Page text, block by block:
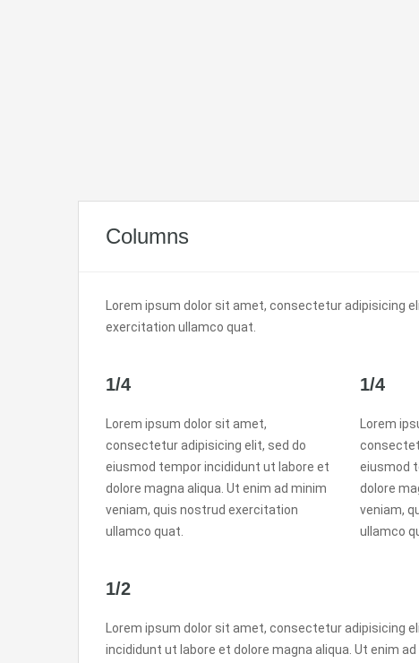
Columns
Lorem ipsum dolor sit amet, consectetur adipisicing
exercitation ullamco quat.
1/4
Lorem ipsum dolor sit amet,
consectetur adipisicing elit, sed do
eiusmod tempor incididunt ut labore et
dolore magna aliqua. Ut enim ad minim
veniam, quis nostrud exercitation
ullamco quat.
1/4
Lorem
eiusmod
dolore
veniam,
ullamco
1/2
Lorem ipsum dolor sit amet, consectetur adipisicing
incididunt ut labore et dolore magna aliqua. Ut enim